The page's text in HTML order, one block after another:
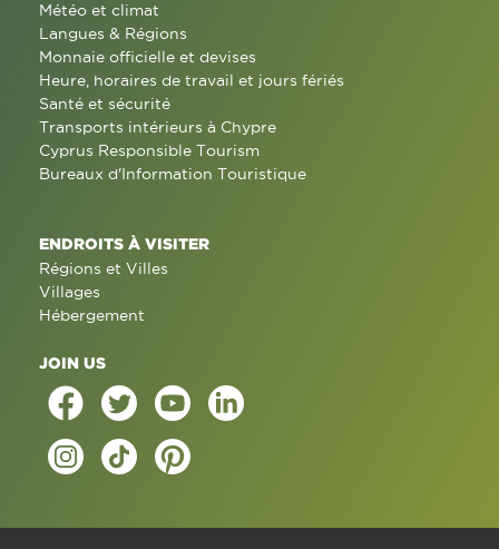
Météo et climat
Langues & Régions
Monnaie officielle et devises
Heure, horaires de travail et jours fériés
Santé et sécurité
Transports intérieurs à Chypre
Cyprus Responsible Tourism
Bureaux d'Information Touristique
ENDROITS À VISITER
Régions et Villes
Villages
Hébergement
JOIN US